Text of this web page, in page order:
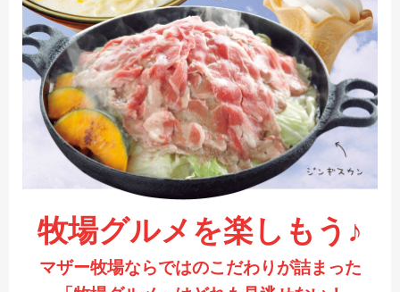
採用情報
牧場グルメを楽しもう♪
マザー牧場ならではのこだわりが詰まった